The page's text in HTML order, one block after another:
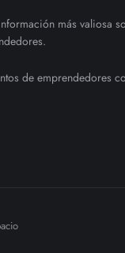
más valiosa
de emprendedores